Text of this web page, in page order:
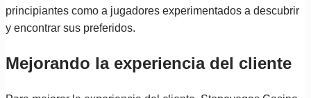
principiantes como a jugadores experimentados a descubrir
y encontrar sus preferidos.
Mejorando la experiencia del cliente